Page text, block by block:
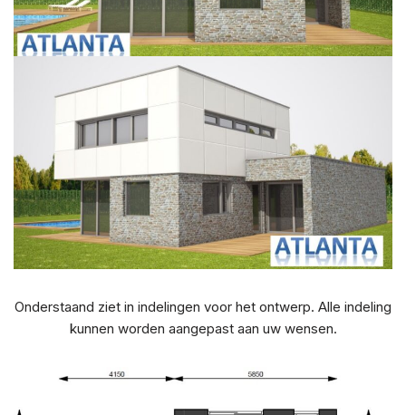
Onderstaand ziet in indelingen voor het ontwerp. Alle indeling
kunnen worden aangepast aan uw wensen.